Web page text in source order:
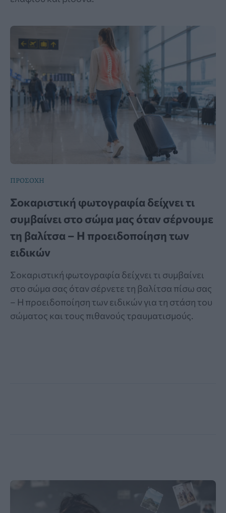
ΠΡΟΣΟΧΗ
Σοκαριστική φωτογραφία δείχνει τι
συμβαίνει στο σώμα μας όταν σέρνουμε
τη βαλίτσα – Η προειδοποίηση των
ειδικών
Σοκαριστική φωτογραφία δείχνει τι συμβαίνει
στο σώμα σας όταν σέρνετε τη βαλίτσα πίσω σας
– Η προειδοποίηση των ειδικών για τη στάση του
σώματος και τους πιθανούς τραυματισμούς.